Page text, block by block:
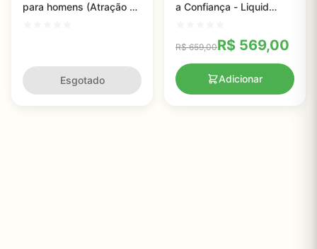
para homens (Atração de
Esgotado
a Confiança - Liquid
R$659,00R$ 569,00
Adicionar